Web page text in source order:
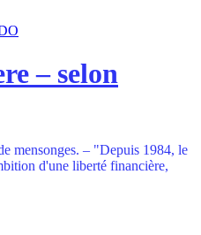
– selon
mensonges. – "Depuis 1984, le
d'une liberté financière,